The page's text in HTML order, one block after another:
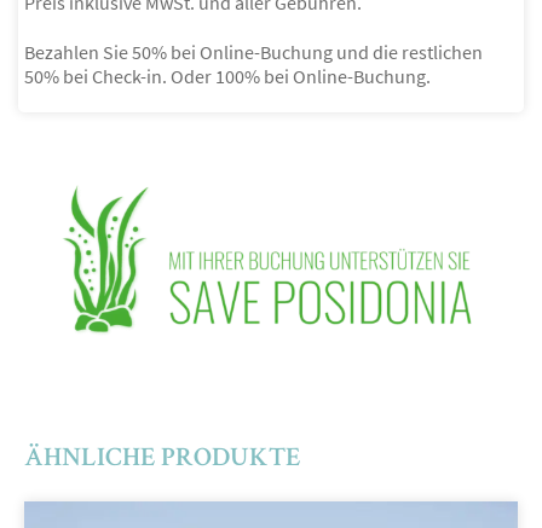
Bezahlen Sie 50% bei Online-Buchung und die restlichen
50% bei Check-in. Oder 100% bei Online-Buchung.
ÄHNLICHE PRODUKTE